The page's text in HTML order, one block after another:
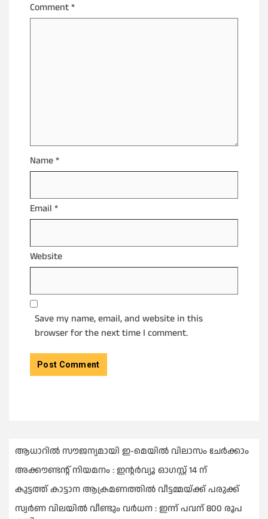
Comment*
Name*
Email *
Website
Save my name, email, and website in this
browser for the next time I comment.
ആധാറിൽ സൗജന്യമായി ഇ-മെയിൽ വിലാസം ചേർക്കാം
അക്കൗണ്ടന്റ് നിയമനം : ഇൻ്റർവ്യൂ ഓഗസ്റ്റ് 14 ന്
കുട്ടത്ത് കാട്ടാന ആക്രമണത്തിൽ വീട്ടമ്മയ്ക്ക് പരുക്ക്
സ്വർണ വിലയില്‍ വീണ്ടും വർധന : ഇന്ന് പവന് 800 രൂപ